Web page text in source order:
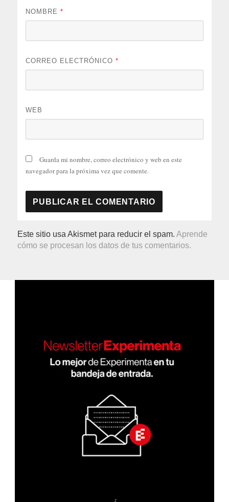
NOMBRE*
CORREO ELECTRÓNICO*
WEB
Guarda mi nombre, correo electrónico y web en este
navegador para la próxima vez que comente.
Este sitio usa Akismet para reducir el spam.Aprende
cómo se procesan los datos de tus comentarios.